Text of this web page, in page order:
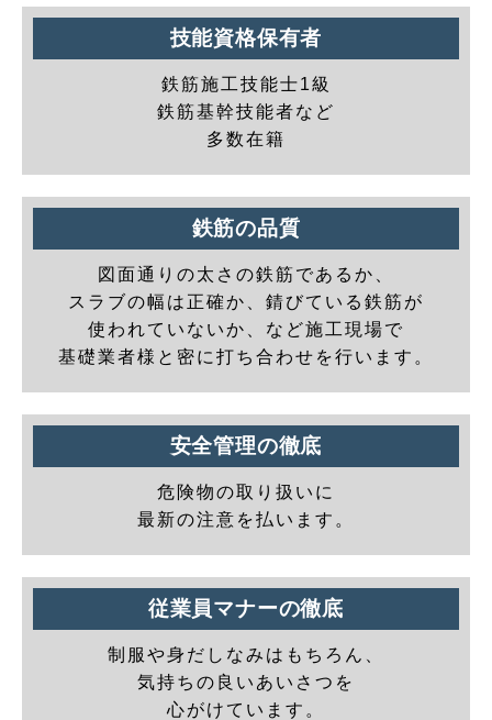
技能資格保有者
鉄筋施工技能士1級
鉄筋基幹技能者など
多数在籍
鉄筋の品質
図面通りの太さの鉄筋であるか、
スラブの幅は正確か、錆びている鉄筋が
使われていないか、など施工現場で
基礎業者様と密に打ち合わせを行います。
安全管理の徹底
危険物の取り扱いに
最新の注意を払います。
従業員マナーの徹底
制服や身だしなみはもちろん、
気持ちの良いあいさつを
心がけています。